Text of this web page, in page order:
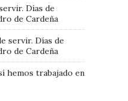
Días de
de Cardeña
servir. Días de
de Cardeña
hemos trabajado en